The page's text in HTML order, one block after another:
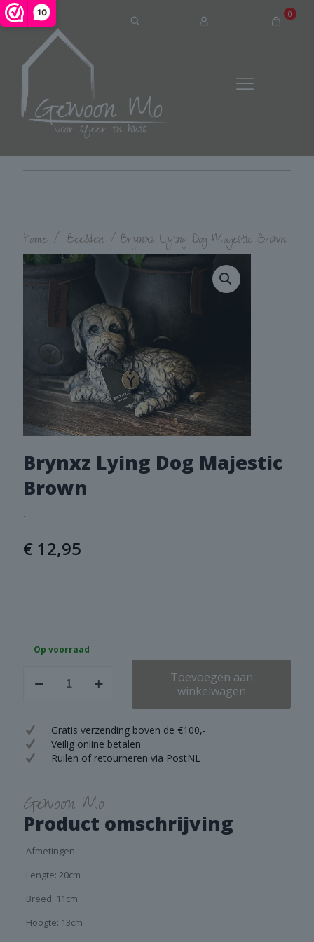
10 0
Home / Beelden / Brynxz Lying Dog Majestic Brown
Brynxz Lying Dog Majestic
Brown
.
€ 12,95
Op voorraad
Lying
Brown
aantal
Toevoegen aan
winkelwagen
Gratis verzending boven de €100,-
Veilig online betalen
Ruilen of retourneren via PostNL
Gewoon Mo
Product omschrijving
Afmetingen:
Lengte: 20cm
Breed: 11cm
Hoogte: 13cm